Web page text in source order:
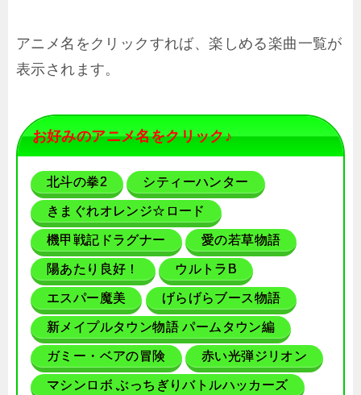
アニメ名をクリックすれば、楽しめる楽曲一覧が
表示されます。
お好みのアニメ名をクリック♪
北斗の拳2 シティーハンター
きまぐれオレンジ☆ロード
機甲戦記ドラグナー 愛の若草物語
陽あたり良好！ ウルトラB
エスパー魔美 げらげらブース物語
新メイプルタウン物語 パームタウン編
ガミー・ベアの冒険 赤い光弾ジリオン
マシンロボ ぶっちぎりバトルハッカーズ